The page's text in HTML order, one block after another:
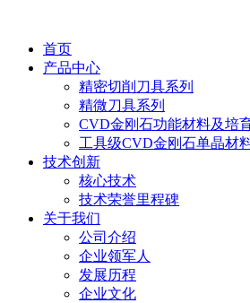
首页
产品中心
精密切削刀具系列
精微刀具系列
CVD金刚石功能材料及培
工具级CVD金刚石单晶材
技术创新
核心技术
技术荣誉里程碑
关于我们
公司介绍
企业领军人
发展历程
企业文化